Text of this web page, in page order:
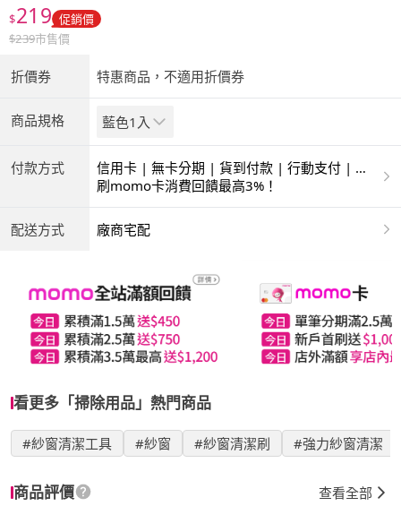
$219 促銷價
$239市售價
折價券 特惠商品，不適用折價券
商品規格 藍色1入
付款方式
信用卡 | 無卡分期 | 貨到付款 | 行動支付 | 超
商付款 | ATM | 銀聯卡
刷momo卡消費回饋最高3%！
配送方式 廠商宅配
看更多「掃除用品」熱門商品
#紗窗清潔工具 #紗窗 #紗窗清潔刷 #強力紗窗清潔
商品評價 查看全部